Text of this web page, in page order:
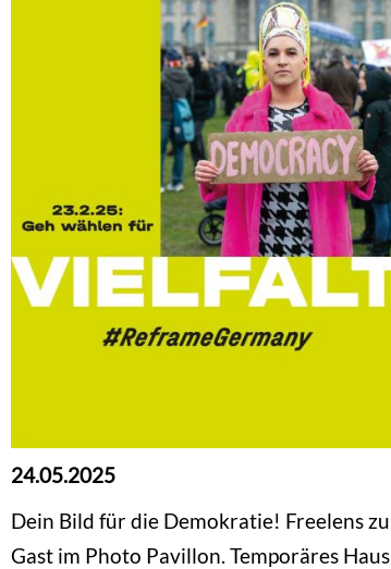
24.05.2025
Dein Bild für die Demokratie! Freelens zu
Gast im Photo Pavillon. Temporäres Haus